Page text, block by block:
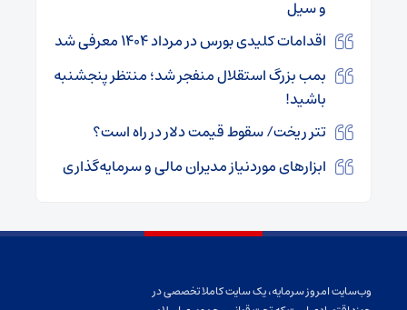
و سیل
اقدامات کلیدی بورس در مرداد ۱۴۰۴ معرفی شد
بمب بزرگ استقلال منفجر شد؛ منتظر پنجشنبه
باشید!
تتر ریخت/ سقوط قیمت دلار در راه است؟
ابزارهای موردنیاز مدیران مالی و سرمایه‌گذاری
وب‌سایت امروز سرمایه، یک سایت کاملا تخصصی در